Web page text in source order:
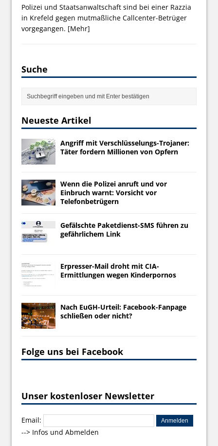
Polizei und Staatsanwaltschaft sind bei einer Razzia
in Krefeld gegen mutmaßliche Callcenter-Betrüger
vorgegangen. [Mehr]
Suche
Neueste Artikel
Angriff mit Verschlüsselungs-Trojaner:
Täter fordern Millionen von Opfern
Wenn die Polizei anruft und vor
Einbruch warnt: Vorsicht vor
Telefonbetrügern
Gefälschte Paketdienst-SMS führen zu
gefährlichem Link
Erpresser-Mail droht mit CIA-
Ermittlungen wegen Kinderpornos
Nach EuGH-Urteil: Facebook-Fanpage
schließen oder nicht?
Folge uns bei Facebook
Unser kostenloser Newsletter
Email:
--> Infos und Abmelden